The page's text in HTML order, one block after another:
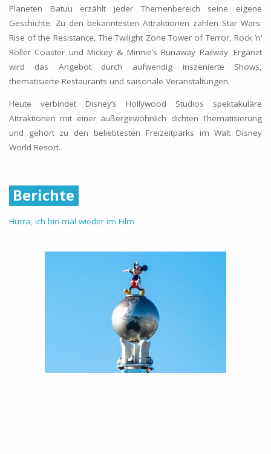
Planeten Batuu erzählt jeder Themenbereich seine eigene
Geschichte. Zu den bekanntesten Attraktionen zählen Star Wars:
Rise of the Resistance, The Twilight Zone Tower of Terror, Rock ’n‘
Roller Coaster und Mickey & Minnie’s Runaway Railway. Ergänzt
wird das Angebot durch aufwendig inszenierte Shows,
thematisierte Restaurants und saisonale Veranstaltungen.
Heute verbindet Disney’s Hollywood Studios spektakuläre
Attraktionen mit einer außergewöhnlich dichten Thematisierung
und gehört zu den beliebtesten Freizeitparks im Walt Disney
World Resort.
Berichte
Hurra, ich bin mal wieder im Film